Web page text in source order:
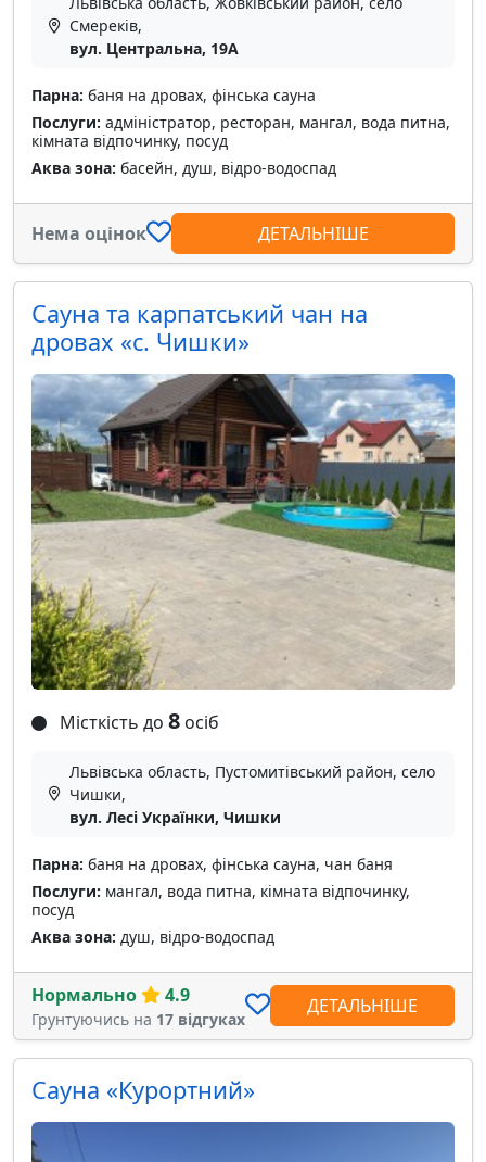
Смереків,
вул. Центральна, 19А
Парна: баня на дровах, фінська сауна
Послуги: адміністратор, ресторан, мангал, вода питна,
кімната відпочинку, посуд
Аква зона: басейн, душ, відро-водоспад
Нема оцінок ДЕТАЛЬНІШЕ
Сауна та карпатський чан на
дровах «с. Чишки»
Місткість до 8 осіб
Львівська область, Пустомитівський район, село
Чишки,
вул. Лесі Українки, Чишки
Парна: баня на дровах, фінська сауна, чан баня
Послуги: мангал, вода питна, кімната відпочинку,
посуд
Аква зона: душ, відро-водоспад
Нормально 4.9
Грунтуючись на 17 відгуках
ДЕТАЛЬНІШЕ
Cауна «Курортний»